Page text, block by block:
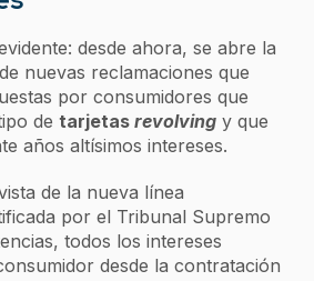
desde ahora, se abre la
nuevas reclamaciones que
por consumidores que
de tarjetas revolving y que
años altísimos intereses.
de la nueva línea
por el Tribunal Supremo
todos los intereses
desde la contratación